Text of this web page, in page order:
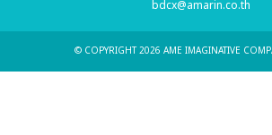
bdcx@amarin.co.th
© COPYRIGHT 2026 AME IMAGINATIVE